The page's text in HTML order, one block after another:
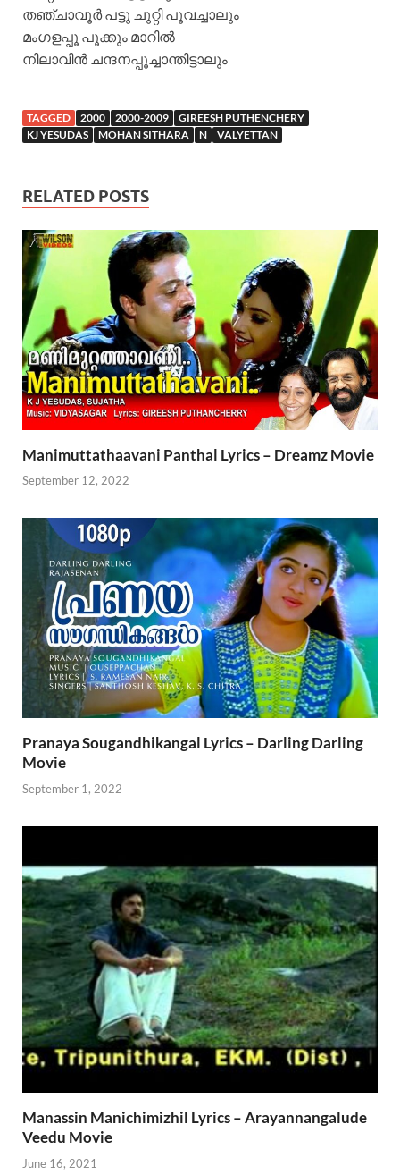
തഞ്ചാവൂർ പട്ടു ചുറ്റി പൂവച്ചാലും
മംഗളപ്പൂ പൂക്കും മാറിൽ
നിലാവിൻ ചന്ദനപ്പൂച്ചാന്തിട്ടാലും
TAGGED 2000 2000-2009
GIREESH PUTHENCHERY
KJ YESUDAS
MOHAN SITHARA N VALYETTAN
RELATED POSTS
Manimuttathaavani Panthal Lyrics – Dreamz Movie
September 12, 2022
Pranaya Sougandhikangal Lyrics – Darling Darling
Movie
September 1, 2022
Manassin Manichimizhil Lyrics – Arayannangalude
Veedu Movie
June 16, 2021